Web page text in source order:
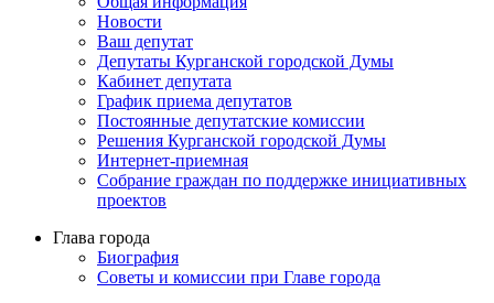
Новости
Ваш депутат
Депутаты Курганской городской Думы
Кабинет депутата
График приема депутатов
Постоянные депутатские комиссии
Решения Курганской городской Думы
Интернет-приемная
Собрание граждан по поддержке инициативных
проектов
Глава города
Биография
Советы и комиссии при Главе города